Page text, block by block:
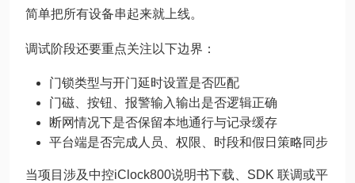
简单把所有设备串起来就上线。
调试阶段还要重点关注以下边界：
门锁类型与开门延时设置是否匹配
门磁、按钮、报警输入输出是否逻辑正确
断网情况下是否保留本地通行与记录缓存
平台端是否完成人员、权限、时段和假日策略同步
当项目涉及中控iClock800说明书下载、SDK 联调或平